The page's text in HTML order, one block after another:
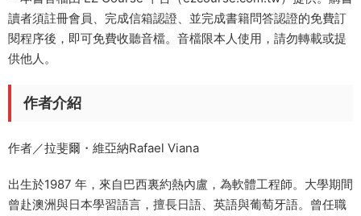
讀者須註冊會員、完成信箱認證、並完成書籍問答認證的免費訂
閱程序後，即可免費收聽音檔。音檔限本人使用，請勿轉載或提
供他人。
作者介紹
作者／拉斐爾・維亞納Rafael Viana
出生於1987 年，來自巴西裏約熱內盧，為軟體工程師。大學期間
曾赴澳洲與日本學習語言，擅長日語、英語與葡萄牙語。曾任職